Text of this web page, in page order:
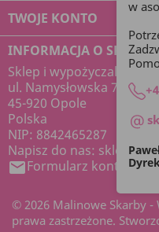
TWOJE KONTO
INFORMACJA O SKLEPIE
Sklep i wypożyczalnia
ul. Namysłowska 7
45-920 Opole
Polska
NIP: 8842465287
Napisz do nas:
Formularz
© 2026 Malinowe Skarby
prawa zastrzeżone.
w